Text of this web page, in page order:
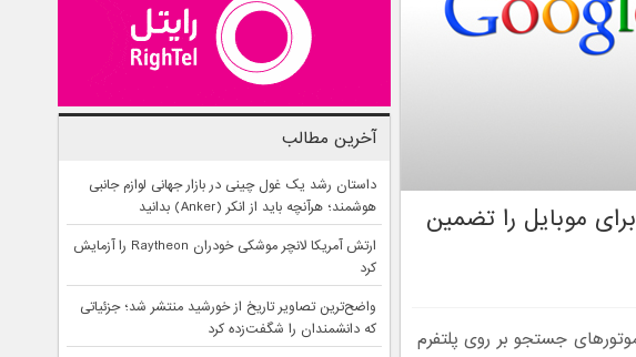
موبایل را تضمین‌
جستجو بر روی پلتفرم
آخرین مطالب
داستان رشد یک غول چینی در بازار جهانی لوازم جانبی
هوشمند؛ هرآنچه باید از انکر (Anker) بدانید
ارتش آمریکا لانچر موشکی خودران Raytheon را آزمایش
کرد
واضح‌ترین تصاویر تاریخ از خورشید منتشر شد؛ جزئیاتی
که دانشمندان را شگفت‌زده کرد